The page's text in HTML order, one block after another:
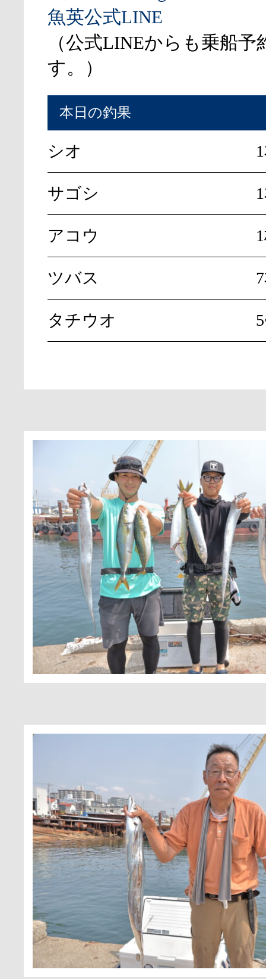
魚英公式LINE
（公式LINEからも乗船予
す。）
本日の釣果
シオ
サゴシ
アコウ
ツバス
タチウオ